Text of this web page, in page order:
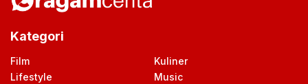
Kategori
Film
Kuliner
Lifestyle
Music